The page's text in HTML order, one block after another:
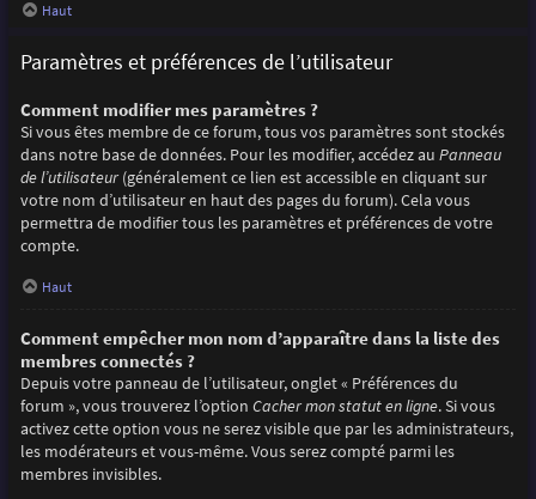
Haut
Paramètres et préférences de l’utilisateur
Comment modifier mes paramètres ?
Si vous êtes membre de ce forum, tous vos paramètres sont stockés
dans notre base de données. Pour les modifier, accédez au Panneau
de l’utilisateur(généralement ce lien est accessible en cliquant sur
votre nom d’utilisateur en haut des pages du forum). Cela vous
permettra de modifier tous les paramètres et préférences de votre
compte.
Haut
Comment empêcher mon nom d’apparaître dans la liste des
membres connectés ?
Depuis votre panneau de l’utilisateur, onglet « Préférences du
forum », vous trouverez l’option Cacher mon statut en ligne. Si vous
activez cette option vous ne serez visible que par les administrateurs,
les modérateurs et vous-même. Vous serez compté parmi les
membres invisibles.